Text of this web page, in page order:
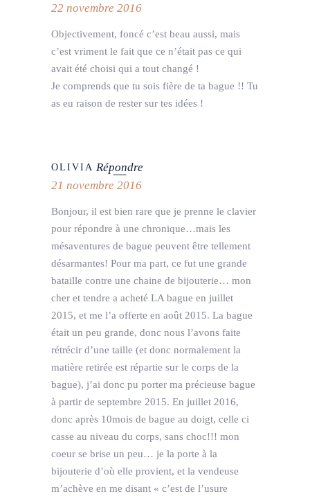
22 novembre 2016
Objectivement, foncé c’est beau aussi, mais
c’est vriment le fait que ce n’était pas ce qui
avait été choisi qui a tout changé !
Je comprends que tu sois fière de ta bague !! Tu
as eu raison de rester sur tes idées !
OLIVIA Répondre
21 novembre 2016
Bonjour, il est bien rare que je prenne le clavier
pour répondre à une chronique…mais les
mésaventures de bague peuvent être tellement
désarmantes! Pour ma part, ce fut une grande
bataille contre une chaine de bijouterie… mon
cher et tendre a acheté LA bague en juillet
2015, et me l’a offerte en août 2015. La bague
était un peu grande, donc nous l’avons faite
rétrécir d’une taille (et donc normalement la
matière retirée est répartie sur le corps de la
bague), j’ai donc pu porter ma précieuse bague
à partir de septembre 2015. En juillet 2016,
donc après 10mois de bague au doigt, celle ci
casse au niveau du corps, sans choc!!! mon
coeur se brise un peu… je la porte à la
bijouterie d’où elle provient, et la vendeuse
m’achève en me disant « c’est de l’usure